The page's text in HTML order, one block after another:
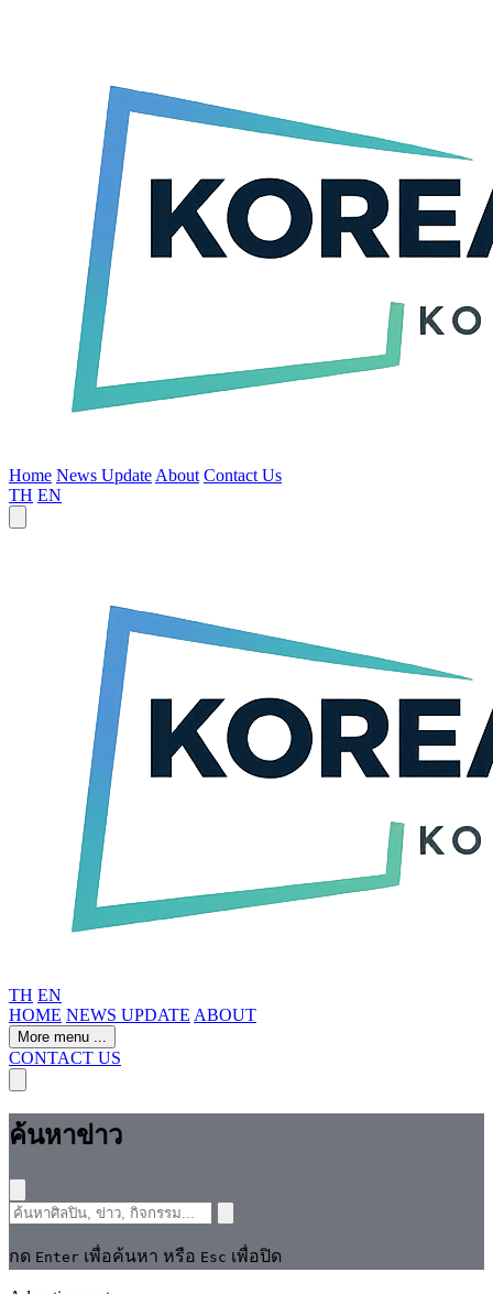
Home News Update About Contact Us
TH EN
TH EN
HOME NEWS UPDATE ABOUT
More menu ...
CONTACT US
ค้นหาข่าว
กด Enter เพื่อค้นหา หรือ Esc เพื่อปิด